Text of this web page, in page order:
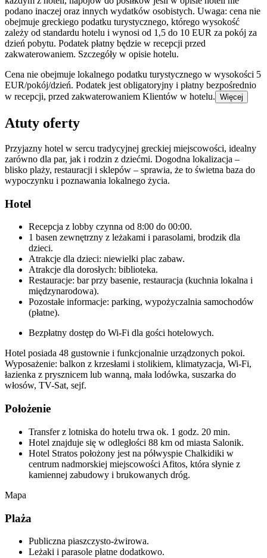
podano inaczej oraz innych wydatków osobistych. Uwaga: cena nie
obejmuje greckiego podatku turystycznego, którego wysokość
zależy od standardu hotelu i wynosi od 1,5 do 10 EUR za pokój za
dzień pobytu. Podatek płatny będzie w recepcji przed
zakwaterowaniem. Szczegóły w opisie hotelu.
Cena nie obejmuje lokalnego podatku turystycznego w wysokości 5
EUR/pokój/dzień. Podatek jest obligatoryjny i płatny bezpośrednio
w recepcji, przed zakwaterowaniem Klientów w hotelu. Więcej
Atuty oferty
Przyjazny hotel w sercu tradycyjnej greckiej miejscowości, idealny
zarówno dla par, jak i rodzin z dziećmi. Dogodna lokalizacja –
blisko plaży, restauracji i sklepów – sprawia, że to świetna baza do
wypoczynku i poznawania lokalnego życia.
Hotel
Recepcja z lobby czynna od 8:00 do 00:00.
1 basen zewnętrzny z leżakami i parasolami, brodzik dla
dzieci.
Atrakcje dla dzieci: niewielki plac zabaw.
Atrakcje dla dorosłych: biblioteka.
Restauracje: bar przy basenie, restauracja (kuchnia lokalna i
międzynarodowa).
Pozostałe informacje: parking, wypożyczalnia samochodów
(płatne).
Bezpłatny dostęp do Wi-Fi dla gości hotelowych.
Hotel posiada 48 gustownie i funkcjonalnie urządzonych pokoi.
Wyposażenie: balkon z krzesłami i stolikiem, klimatyzacja, Wi-Fi,
łazienka z prysznicem lub wanną, mała lodówka, suszarka do
włosów, TV-Sat, sejf.
Położenie
Transfer z lotniska do hotelu trwa ok. 1 godz. 20 min.
Hotel znajduje się w odległości 88 km od miasta Salonik.
Hotel Stratos położony jest na półwyspie Chalkidiki w
centrum nadmorskiej miejscowości Afitos, która słynie z
kamiennej zabudowy i brukowanych dróg.
Mapa
Plaża
Publiczna piaszczysto-żwirowa.
Leżaki i parasole płatne dodatkowo.